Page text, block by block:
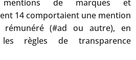
mentions de marques et
14 comportaient une mention
rémunéré (#ad ou autre), en
règles de transparence